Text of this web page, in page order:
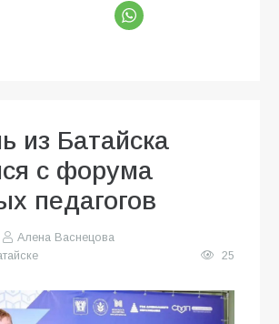
из Батайска
с форума
педагогов
Алена Васнецова
25